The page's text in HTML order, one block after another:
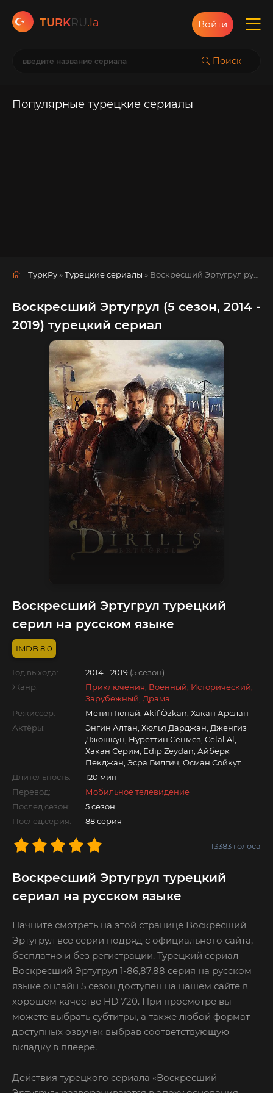
TURKRU.la
Поиск
Войти
Популярные турецкие сериалы
ТуркРу »Турецкие сериалы » Воскресший Эртугрул русская озвучка смотреть полностью онлайн!
Воскресший Эртугрул (5 сезон, 2014 -
2019) турецкий сериал
Воскресший Эртугрул турецкий
серил на русском языке
8.0
Год выхода: 2014 - 2019 (5 сезон)
Жанр:
Приключения, Военный, Исторический,
Зарубежный, Драма
Режиссер:
Метин Гюнай, Akif Özkan, Хакан Арслан
Актёры:
Энгин Алтан, Хюлья Дарджан, Дженгиз
Джошкун, Нуреттин Сёнмез, Celal Al,
Хакан Серим, Edip Zeydan, Айберк
Пекджан, Эсра Билгич, Осман Сойкут
Длительность:
120 мин
Перевод:
Мобильное телевидение
Послед.сезон:
5 сезон
Послед.серия:
88 серия
13383 голоса
Воскресший Эртугрул турецкий
сериал на русском языке
Начните смотреть на этой странице Воскресший
Эртугрул все серии подряд с официального сайта,
бесплатно и без регистрации. Турецкий сериал
Воскресший Эртугрул 1-86,87,88 серия на русском
языке онлайн 5 сезон доступен на нашем сайте в
хорошем качестве HD 720. При просмотре вы
можете выбрать субтитры, а также любой формат
доступных озвучек выбрав соответствующую
вкладку в плеере.
Действия турецкого сериала «Воскресший